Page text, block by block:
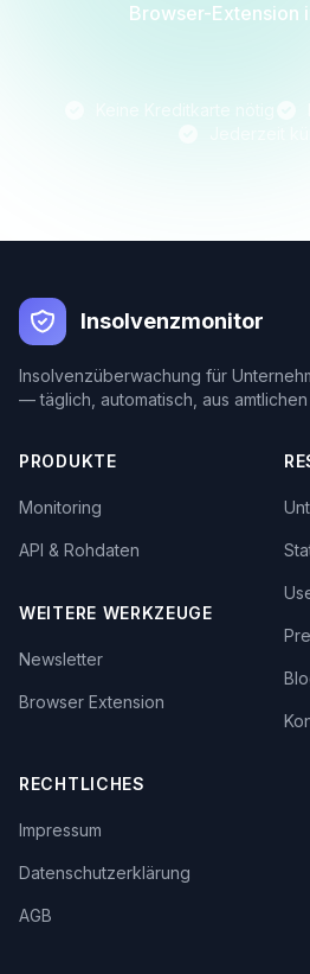
Browser-Extension
Insolvenzmonitor
Insolvenzüberwachung für
— täglich, automatisch, aus amtlichen
PRODUKTE
Monitoring
API & Rohdaten
WEITERE WERKZEUGE
Newsletter
Browser Extension
RECHTLICHES
Impressum
Datenschutzerklärung
AGB